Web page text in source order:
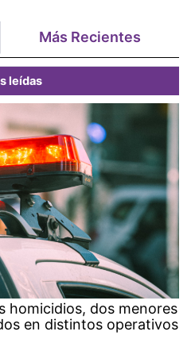
Más Recientes
leídas
homicidios, dos menores
en distintos operativos